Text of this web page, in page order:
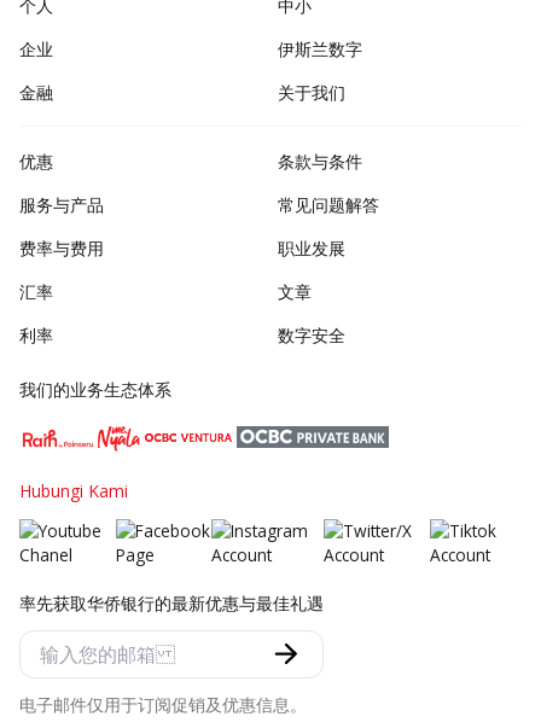
个人
中小
企业
伊斯兰数字
金融
关于我们
优惠
服务与产品
费率与费用
汇率
利率
条款与条件
常见问题解答
职业发展
文章
数字安全
我们的业务生态体系
Hubungi Kami
率先获取华侨银行的最新优惠与最佳礼遇
电子邮件仅用于订阅促销及优惠信息。